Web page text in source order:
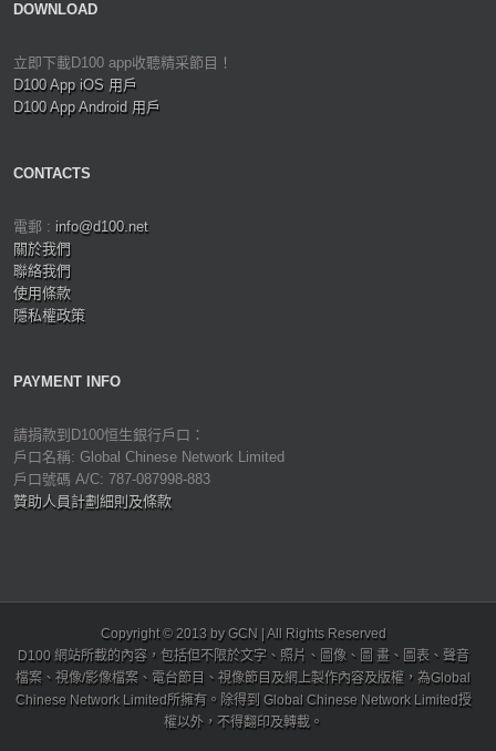
DOWNLOAD
立即下載D100 app收聽精采節目！
D100 App iOS 用戶
D100 App Android 用戶
CONTACTS
電郵 : info@d100.net
關於我們
聯絡我們
使用條款
隱私權政策
PAYMENT INFO
請捐款到D100恒生銀行戶口：
戶口名稱: Global Chinese Network Limited
戶口號碼 A/C: 787-087998-883
贊助人員計劃細則及條款
Copyright © 2013 by GCN | All Rights Reserved
D100 網站所載的內容，包括但不限於文字、照片、圖像、圖 畫、圖表、聲音
檔案、視像/影像檔案、電台節目、視像節目及網上製作內容及版權，為Global
Chinese Network Limited所擁有。除得到 Global Chinese Network Limited授
權以外，不得翻印及轉載。